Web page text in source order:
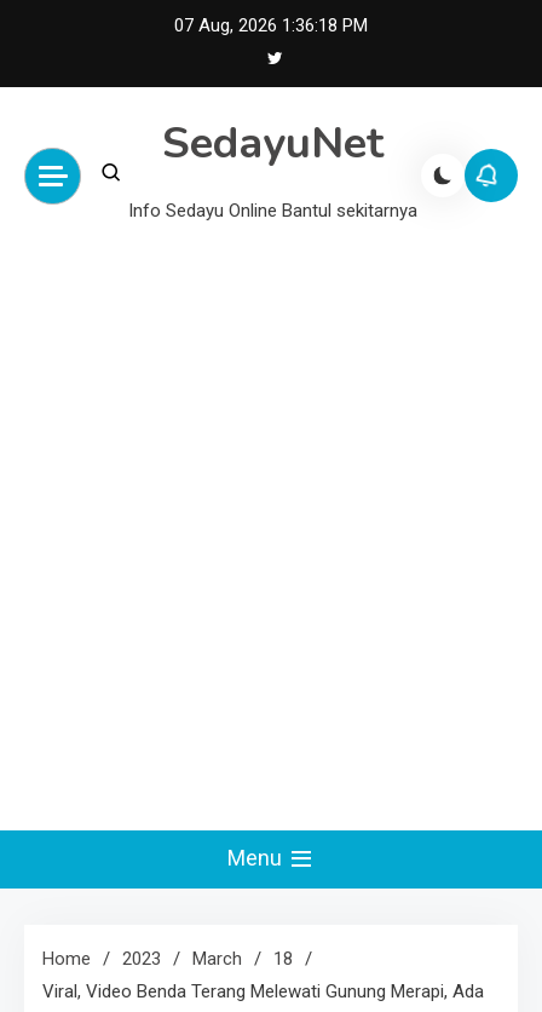
07 Aug, 2026 1:36:19 PM
SedayuNet
Info Sedayu Online Bantul sekitarnya
Menu
Home 2023 March
18
Viral, Video Benda Terang Melewati Gunung Merapi, Ada